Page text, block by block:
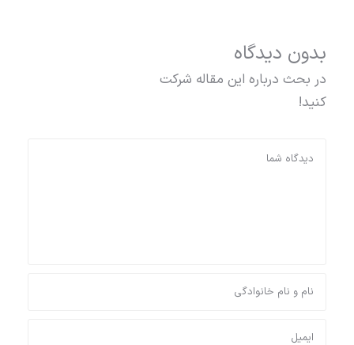
بدون دیدگاه
در بحث درباره این مقاله شرکت
کنید!